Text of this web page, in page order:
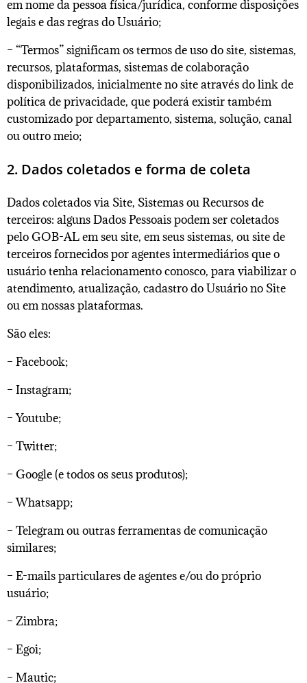
em nome da pessoa física/jurídica, conforme disposições
legais e das regras do Usuário;
– “Termos” significam os termos de uso do site, sistemas,
recursos, plataformas, sistemas de colaboração
disponibilizados, inicialmente no site através do link de
política de privacidade, que poderá existir também
customizado por departamento, sistema, solução, canal
ou outro meio;
2. Dados coletados e forma de coleta
Dados coletados via Site, Sistemas ou Recursos de
terceiros: alguns Dados Pessoais podem ser coletados
pelo GOB-AL em seu site, em seus sistemas, ou site de
terceiros fornecidos por agentes intermediários que o
usuário tenha relacionamento conosco, para viabilizar o
atendimento, atualização, cadastro do Usuário no Site
ou em nossas plataformas.
São eles:
– Facebook;
– Instagram;
– Youtube;
– Twitter;
– Google (e todos os seus produtos);
– Whatsapp;
– Telegram ou outras ferramentas de comunicação
similares;
– E-mails particulares de agentes e/ou do próprio
usuário;
– Zimbra;
– Egoi;
– Mautic;